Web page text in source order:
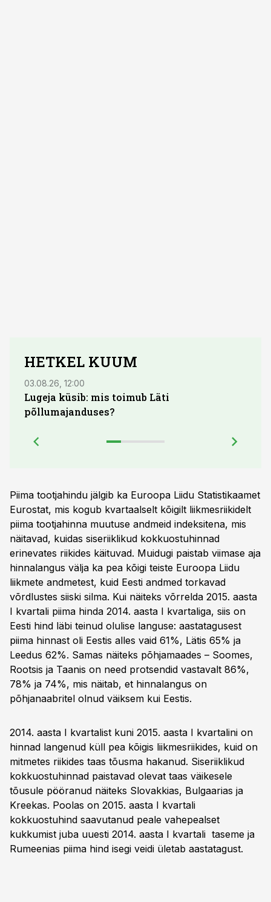
HETKEL KUUM
03.08.26, 12:00
Lugeja küsib: mis toimub Läti
põllumajanduses?
Piima tootjahindu jälgib ka Euroopa Liidu Statistikaamet
Eurostat, mis kogub kvartaalselt kõigilt liikmesriikidelt
piima tootjahinna muutuse andmeid indeksitena, mis
näitavad, kuidas siseriiklikud kokkuostuhinnad
erinevates riikides käituvad. Muidugi paistab viimase aja
hinnalangus välja ka pea kõigi teiste Euroopa Liidu
liikmete andmetest, kuid Eesti andmed torkavad
võrdlustes siiski silma. Kui näiteks võrrelda 2015. aasta
I kvartali piima hinda 2014. aasta I kvartaliga, siis on
Eesti hind läbi teinud olulise languse: aastatagusest
piima hinnast oli Eestis alles vaid 61%, Lätis 65% ja
Leedus 62%. Samas näiteks põhjamaades – Soomes,
Rootsis ja Taanis on need protsendid vastavalt 86%,
78% ja 74%, mis näitab, et hinnalangus on
põhjanaabritel olnud väiksem kui Eestis.
2014. aasta I kvartalist kuni 2015. aasta I kvartalini on
hinnad langenud küll pea kõigis liikmesriikides, kuid on
mitmetes riikides taas tõusma hakanud. Siseriiklikud
kokkuostuhinnad paistavad olevat taas väikesele
tõusule pööranud näiteks Slovakkias, Bulgaarias ja
Kreekas. Poolas on 2015. aasta I kvartali
kokkuostuhind saavutanud peale vahepealset
kukkumist juba uuesti 2014. aasta I kvartali taseme ja
Rumeenias piima hind isegi veidi ületab aastatagust.